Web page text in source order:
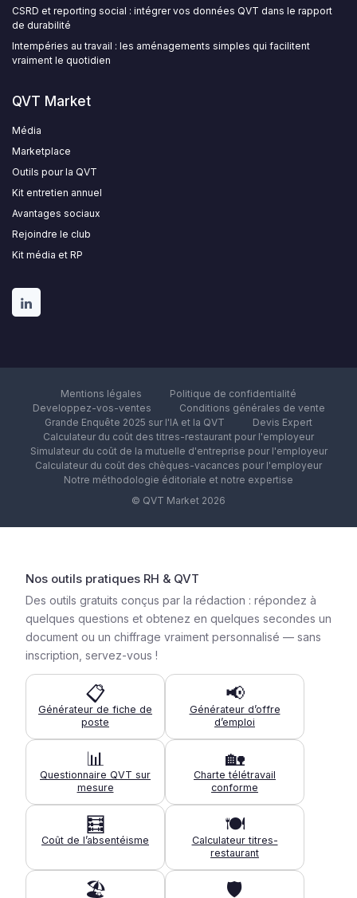
CSRD et reporting social : intégrer vos données QVT dans le rapport
de durabilité
Intempéries au travail : les aménagements simples qui facilitent
vraiment le quotidien
QVT Market
Média
Marketplace
Outils pour la QVT
Kit entretien annuel
Avantages sociaux
Rejoindre le club
Kit média et RP
Mentions légales
Politique de confidentialité
Developpez-vos-ventes
Conditions générales de vente
Grande Enquête 2025 sur l'IA et la QVT
Devis Expert
Calculateur du coût des titres-restaurant pour l'employeur
Simulateur du coût de la mutuelle d'entreprise pour l'employeur
Calculateur du coût des chèques-vacances pour l'employeur
Notre méthodologie éditoriale et notre expertise
© QVT Market 2026
Nos outils pratiques RH & QVT
Des outils gratuits conçus par la rédaction : répondez à
quelques questions et obtenez en quelques secondes un
document ou un chiffrage vraiment personnalisé — sans
inscription, servez-vous !
📋
Générateur de fiche de
poste
📢
Générateur d’offre
d’emploi
📊
Questionnaire QVT sur
mesure
🏡
Charte télétravail
conforme
🧮
Coût de l’absentéisme
🍽️
Calculateur titres-
restaurant
🏖️ 🛡️